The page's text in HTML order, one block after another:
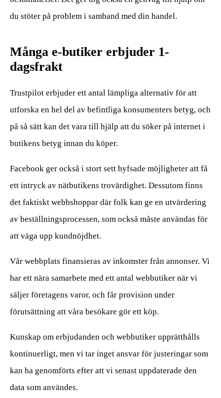
du stöter på problem i samband med din handel.
Många e-butiker erbjuder 1-
dagsfrakt
Trustpilot erbjuder ett antal lämpliga alternativ för att
utforska en hel del av befintliga konsumenters betyg, och
på så sätt kan det vara till hjälp att du söker på internet i
butikens betyg innan du köper.
Facebook ger också i stort sett hyfsade möjligheter att få
ett intryck av nätbutikens trovärdighet. Dessutom finns
det faktiskt webbshoppar där folk kan ge en utvärdering
av beställningsprocessen, som också måste användas för
att väga upp kundnöjdhet.
Vår webbplats finansieras av inkomster från annonser. Vi
har ett nära samarbete med ett antal webbutiker när vi
säljer företagens varor, och får provision under
förutsättning att våra besökare gör ett köp.
Kunskap om erbjudanden och webbutiker upprätthålls
kontinuerligt, men vi tar inget ansvar för justeringar som
kan ha genomförts efter att vi senast uppdaterade den
data som användes.